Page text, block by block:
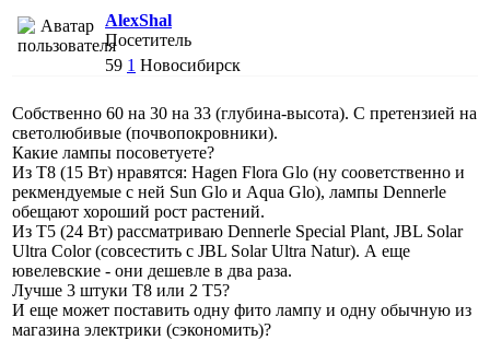
AlexShal
Посетитель
59 1 Новосибирск
Собственно 60 на 30 на 33 (глубина-высота). С претензией на
светолюбивые (почвопокровники).
Какие лампы посоветуете?
Из Т8 (15 Вт) нравятся: Hagen Flora Glo (ну сооветственно и
рекмендуемые с ней Sun Glo и Aqua Glo), лампы Dennerle
обещают хороший рост растений.
Из Т5 (24 Вт) рассматриваю Dennerle Special Plant, JBL Solar
Ultra Color (совсестить с JBL Solar Ultra Natur). А еще
ювелевские - они дешевле в два раза.
Лучше 3 штуки Т8 или 2 Т5?
И еще может поставить одну фито лампу и одну обычную из
магазина электрики (сэкономить)?